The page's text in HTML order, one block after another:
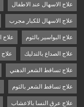
علاج الاسهال عند الاطفال
علاج الاسهال للكبار مجرب
علاج البواسير بالثوم علاج
علاج الصداع بالتدليك علاج
علاج تساقط الشعر الدهني
علاج تساقط الشعر بالثوم
علاج عرق النسا بالاعشاب